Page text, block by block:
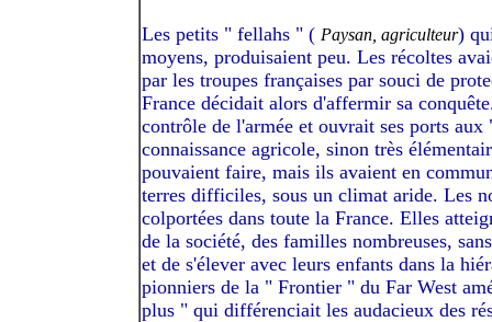
Les petits " fellahs " ( Paysan, agriculteur)
moyens, produisaient peu. Les récoltes
par les troupes françaises par souci de
France décidait alors d'affermir sa
contrôle de l'armée et ouvrait ses ports
connaissance agricole, sinon très
pouvaient faire, mais ils avaient en
terres difficiles, sous un climat aride. Les
colportées dans toute la France. Elles
de la société, des familles nombreuses,
et de s'élever avec leurs enfants dans la
pionniers de la " Frontier " du Far West
plus " qui différenciait les audacieux des